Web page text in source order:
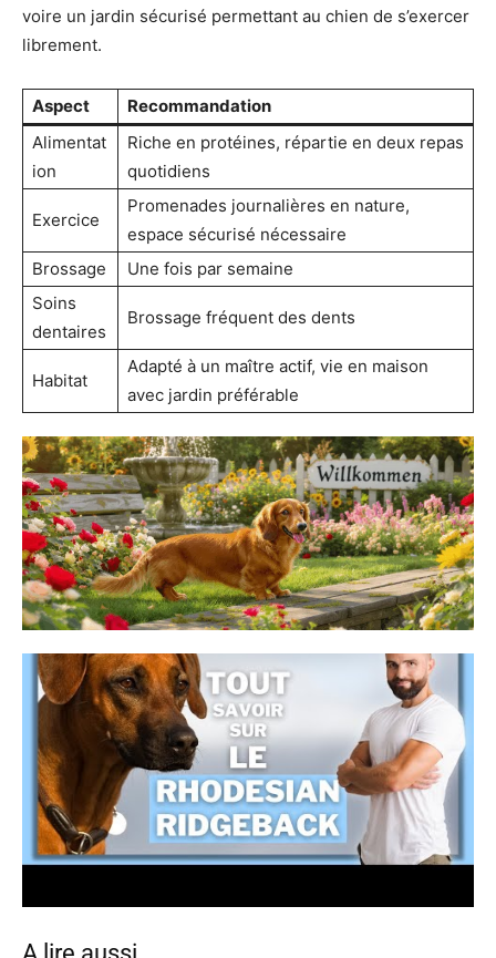
voire un jardin sécurisé permettant au chien de s’exercer
librement.
Aspect
Recommandation
Alimentat
ion
Riche en protéines, répartie en deux repas
quotidiens
Exercice
Promenades journalières en nature,
espace sécurisé nécessaire
Brossage
Une fois par semaine
Soins
dentaires
Brossage fréquent des dents
Habitat
Adapté à un maître actif, vie en maison
avec jardin préférable